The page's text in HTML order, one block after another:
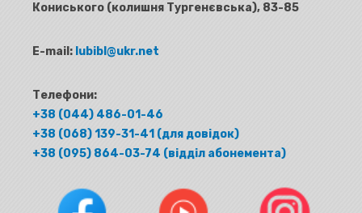
Кониського (колишня Тургенєвська), 83-85
E-mail: lubibl@ukr.net
Телефони:
+38 (044) 486-01-46
+38 (068) 139-31-41 (для довідок)
+38 (095) 864-03-74 (відділ абонемента)